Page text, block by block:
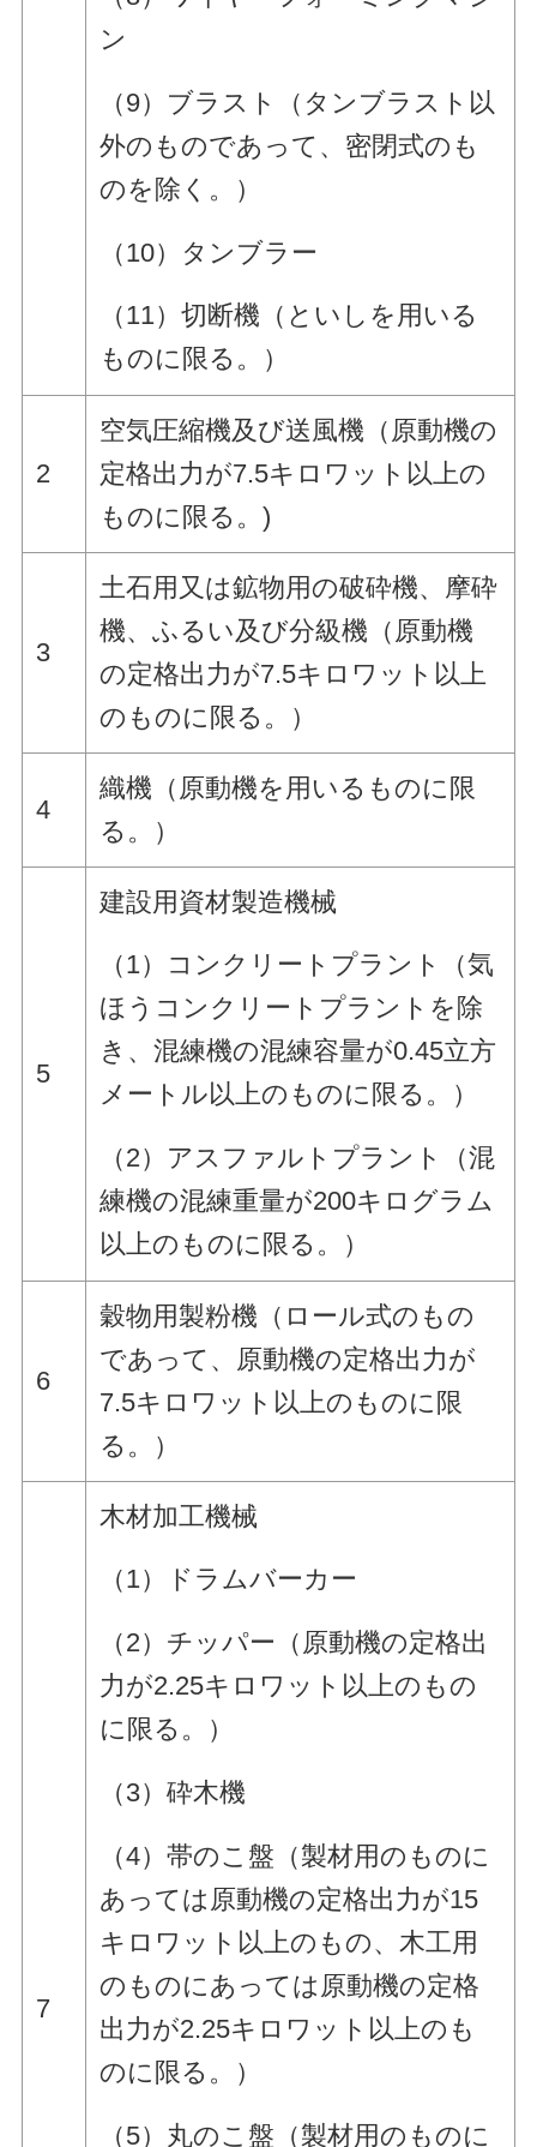
ン
（9）ブラスト（タンブラスト以
外のものであって、密閉式のも
のを除く。）
（10）タンブラー
（11）切断機（といしを用いる
ものに限る。）
2
空気圧縮機及び送風機（原動機の
定格出力が7.5キロワット以上の
ものに限る。)
3
土石用又は鉱物用の破砕機、摩砕
機、ふるい及び分級機（原動機
の定格出力が7.5キロワット以上
のものに限る。）
4
織機（原動機を用いるものに限
る。）
5
建設用資材製造機械
（1）コンクリートプラント（気
ほうコンクリートプラントを除
き、混練機の混練容量が0.45立方
メートル以上のものに限る。）
（2）アスファルトプラント（混
練機の混練重量が200キログラム
以上のものに限る。）
6
穀物用製粉機（ロール式のもの
であって、原動機の定格出力が
7.5キロワット以上のものに限
る。）
7
木材加工機械
（1）ドラムバーカー
（2）チッパー（原動機の定格出
力が2.25キロワット以上のもの
に限る。）
（3）砕木機
（4）帯のこ盤（製材用のものに
あっては原動機の定格出力が15
キロワット以上のもの、木工用
のものにあっては原動機の定格
出力が2.25キロワット以上のも
のに限る。）
（5）丸のこ盤（製材用のものに